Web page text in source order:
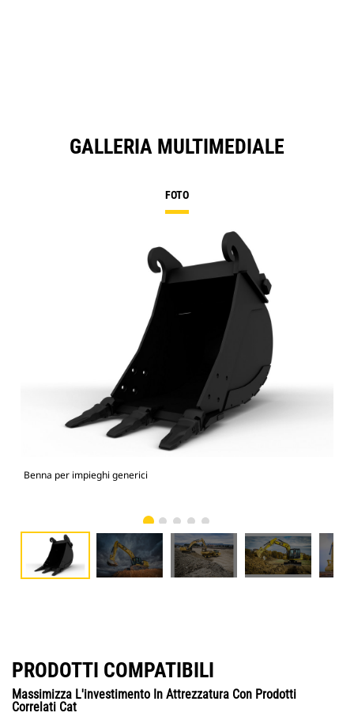
GALLERIA MULTIMEDIALE
FOTO
Benna per impieghi generici
PRODOTTI COMPATIBILI
Massimizza L'investimento In Attrezzatura Con Prodotti
Correlati Cat